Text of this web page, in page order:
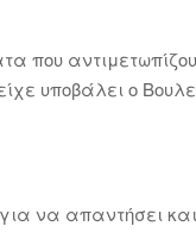
που
υποβάλει ο
να απαντήσει και